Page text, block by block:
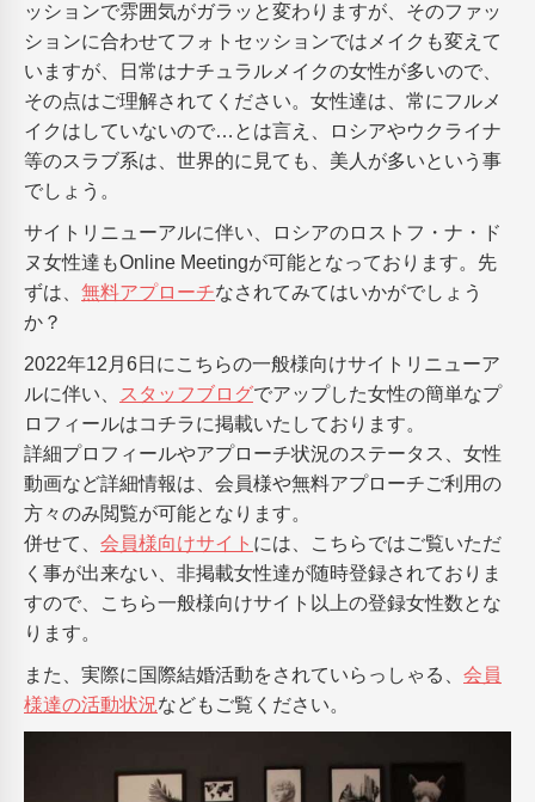
ッションで雰囲気がガラッと変わりますが、そのファッ
ションに合わせてフォトセッションではメイクも変えて
いますが、日常はナチュラルメイクの女性が多いので、
その点はご理解されてください。女性達は、常にフルメ
イクはしていないので…とは言え、ロシアやウクライナ
等のスラブ系は、世界的に見ても、美人が多いという事
でしょう。
サイトリニューアルに伴い、ロシアのロストフ・ナ・ド
ヌ女性達もOnline Meetingが可能となっております。先
ずは、 無料アプローチなされてみてはいかがでしょう
か？
2022年12月6日にこちらの一般様向けサイトリニューア
ルに伴い、 スタッフブログでアップした女性の簡単なプ
ロフィールはコチラに掲載いたしております。
詳細プロフィールやアプローチ状況のステータス、女性
動画など詳細情報は、会員様や無料アプローチご利用の
方々のみ閲覧が可能となります。
併せて、 会員様向けサイト には、こちらではご覧いただ
く事が出来ない、非掲載女性達が随時登録されておりま
すので、こちら一般様向けサイト以上の登録女性数とな
ります。
また、実際に国際結婚活動をされていらっしゃる、 会員
様達の活動状況などもご覧ください。